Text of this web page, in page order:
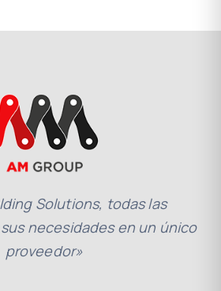
Solutions, todas las
necesidades en un único
proveedor»